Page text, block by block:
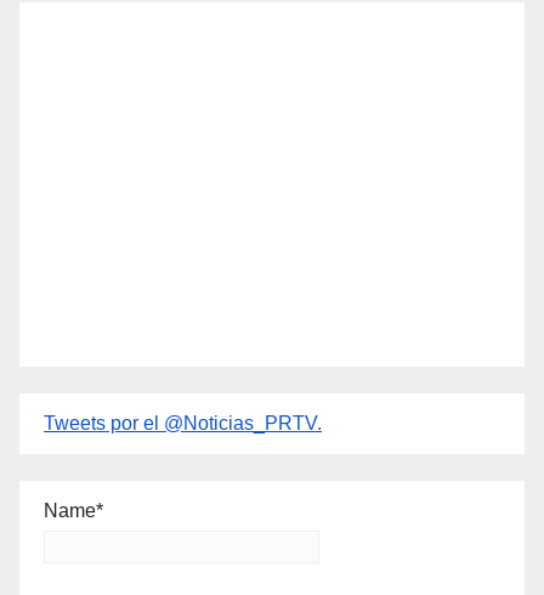
Tweets por el @Noticias_PRTV.
Name*